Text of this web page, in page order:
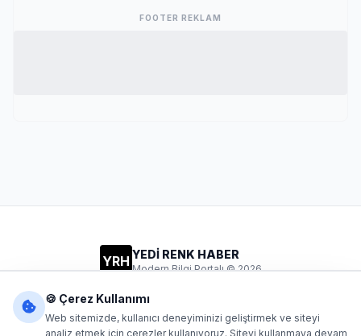
FOOTER REKLAM
YRH YEDİ RENK HABER
Modern Bilgi Portalı © 2026
🍪 Çerez Kullanımı
Web sitemizde, kullanıcı deneyiminizi geliştirmek ve siteyi
analiz etmek için çerezler kullanıyoruz. Siteyi kullanmaya devam